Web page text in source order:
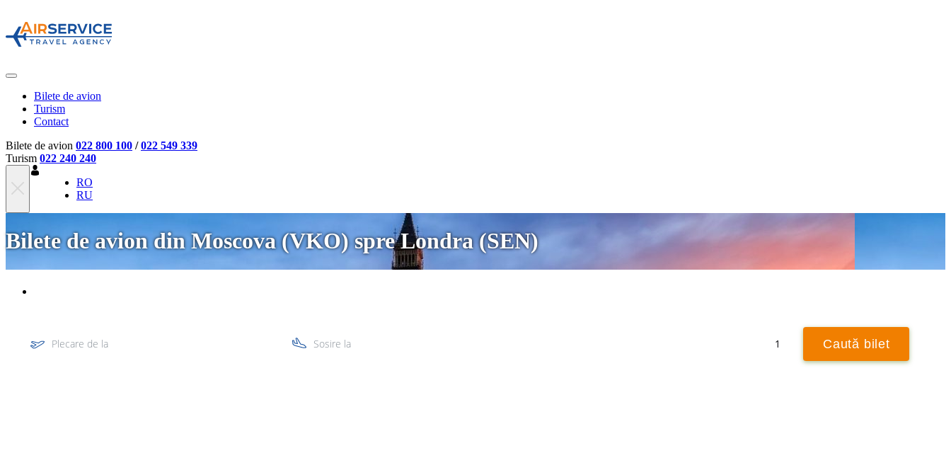
Bilete de avion
Turism
Contact
Bilete de avion 022 800 100 /022 549 339
Turism 022 240 240
RO
RU
Bilete de avion din Moscova (VKO) spre Londra (SEN)
Plecare de la Sosire la 1 Caută bilet